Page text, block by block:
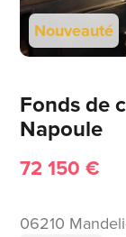
Nouveauté
Fonds de
Napoule
72 150 €
06210